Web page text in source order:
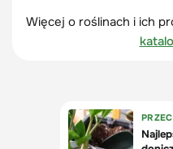
Więcej o roślinach i ich